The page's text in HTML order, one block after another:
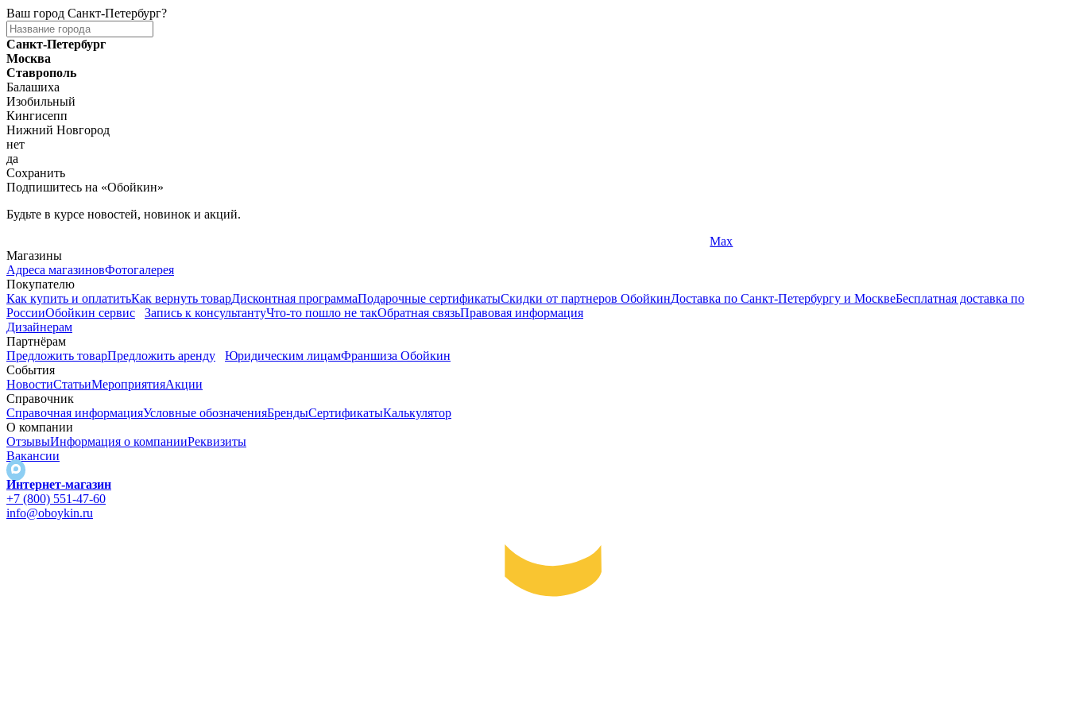
Ваш город Санкт-Петербург?
Санкт-Петербург
Москва
Ставрополь
Балашиха
Изобильный
Кингисепп
Нижний Новгород
нет
да
Сохранить
Подпишитесь на «Обойкин»
Будьте в курсе новостей, новинок и акций.
Max
Магазины
Адреса магазиновФотогалерея
Покупателю
Как купить и оплатитьКак вернуть товарДисконтная программаПодарочные сертификатыСкидки от партнеров ОбойкинДоставка по Санкт-Петербургу и МосквеБесплатная доставка по
РоссииОбойкин сервис Запись к консультантуЧто-то пошло не такОбратная связьПравовая информация
Дизайнерам
Партнёрам
Предложить товарПредложить аренду Юридическим лицамФраншиза Обойкин
События
НовостиСтатьиМероприятияАкции
Справочник
Справочная информацияУсловные обозначенияБрендыСертификатыКалькулятор
О компании
ОтзывыИнформация о компанииРеквизиты
Вакансии
Интернет-магазин
+7 (800) 551-47-60
info@oboykin.ru